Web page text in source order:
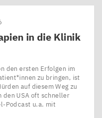
in die Klinik
den ersten Erfolgen im
zu bringen, ist
auf diesem Weg zu
den USA oft schneller
Podcast u.a. mit